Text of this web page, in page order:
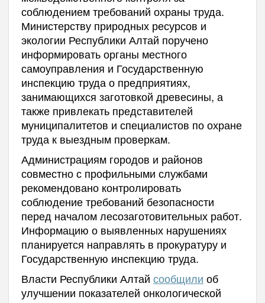
соблюдением требований охраны труда.
Министерству природных ресурсов и
экологии Республики Алтай поручено
информировать органы местного
самоуправления и Государственную
инспекцию труда о предприятиях,
занимающихся заготовкой древесины, а
также привлекать представителей
муниципалитетов и специалистов по охране
труда к выездным проверкам.
Администрациям городов и районов
совместно с профильными службами
рекомендовано контролировать
соблюдение требований безопасности
перед началом лесозаготовительных работ.
Информацию о выявленных нарушениях
планируется направлять в прокуратуру и
Государственную инспекцию труда.
Власти Республики Алтай сообщили об
улучшении показателей онкологической